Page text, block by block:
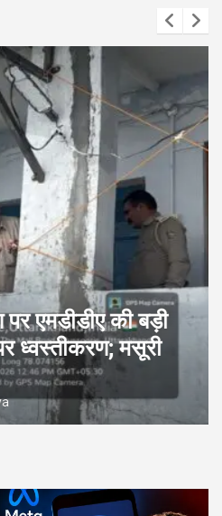
पर एमडीडीए की बड़ी
ध्वस्तीकरण; मसूरी